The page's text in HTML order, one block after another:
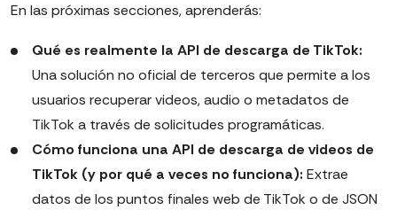
En las próximas secciones, aprenderás:
Qué es realmente la API de descarga de TikTok:
Una solución no oficial de terceros que permite a los
usuarios recuperar videos, audio o metadatos de
TikTok a través de solicitudes programáticas.
Cómo funciona una API de descarga de videos de
TikTok (y por qué a veces no funciona): Extrae
datos de los puntos finales web de TikTok o de JSON